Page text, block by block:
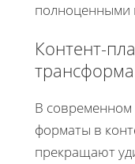
полноценными
Контент-
В
форматы в
прекращают